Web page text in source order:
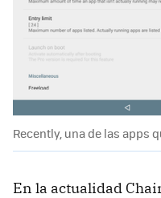
Recently, una de las apps
En la actualidad